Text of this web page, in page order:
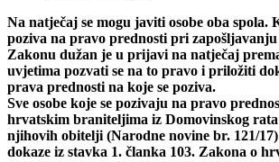
Na natječaj se mogu javiti osobe oba spola.
poziva na pravo prednosti pri
Zakonu dužan je u prijavi na natječaj
uvjetima pozvati se na to pravo i priložiti
prava prednosti na koje se poziva.
Sve osobe koje se pozivaju na pravo
hrvatskim braniteljima iz Domovinskog
njihovih obitelji (Narodne novine br. 121/
dokaze iz stavka 1. članka 103. Zakona o